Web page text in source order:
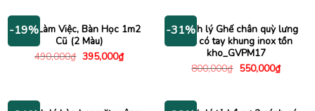
1,400,000₫.
-19%
Bàn Làm Việc, Bàn Học 1m2
Cũ (2 Màu)
490,000₫ Giá
395,000₫Giá
hiện
-31%
Thanh lý Ghế chân quỳ lưng
lưới có tay khung inox tồn
kho_GVPM17
800,000₫ Giá
550,000₫Giá
hiện